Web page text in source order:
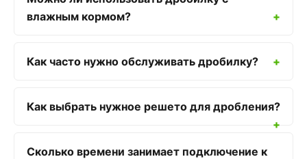
влажным кормом?
Как часто нужно обслуживать дробилку?
Как выбрать нужное решето для дробления?
Сколько времени занимает подключение к